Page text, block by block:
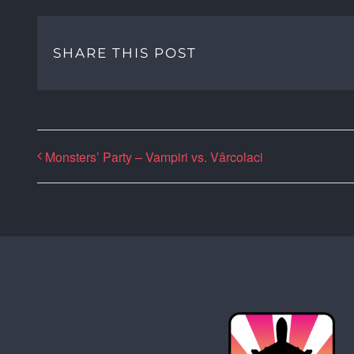
SHARE THIS POST
Monsters’ Party – Vampiri vs. Vârcolaci